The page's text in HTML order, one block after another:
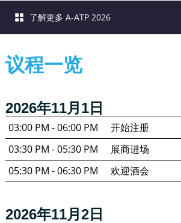
议程一览
2026年11月1日
03:00 PM - 06:00 PM
开始注册
03:30 PM - 05:30 PM
展商进场
05:30 PM - 06:30 PM
欢迎酒会
2026年11月2日
了解更多 A-ATP 2026